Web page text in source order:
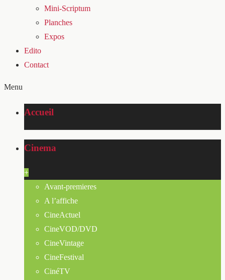
Mini-Scriptum
Planches
Expos
Edito
Contact
Menu
Accueil
Cinema
+
Avant-premieres
A l’affiche
CineActuel
CineVOD/DVD
CineVintage
CineFestival
CinéTV